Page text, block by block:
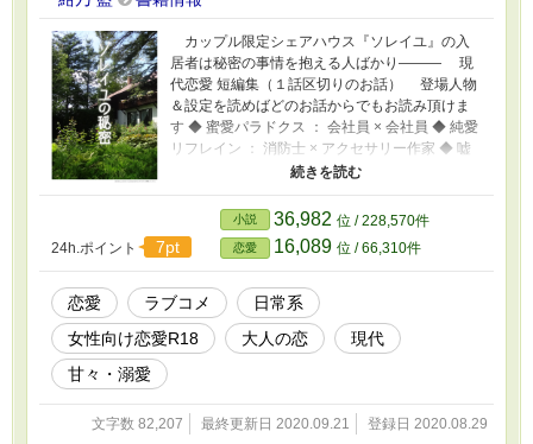
カップル限定シェアハウス『ソレイユ』の入
居者は秘密の事情を抱える人ばかり――― 現
代恋愛 短編集（１話区切りのお話） 登場人物
＆設定を読めばどのお話からでもお読み頂けま
す ◆ 蜜愛パラドクス ： 会社員 × 会社員 ◆ 純愛
リフレイン ： 消防士 × アクセサリー作家 ◆ 嘘
愛スパイラル ： 俳優 × カフェ店員 ＊ 基本は女
＊ R18話はタイトル横に「※」表記があります
＊ 設定はすべてフィクションです 実際の人
物・企業・組織・団体とは一切関係ありません
＊ 「しおり」が使いにくい仕様で申し訳ござい
ません……
24h.ポイント 7pt
小説 36,982 位 / 228,570件
恋愛 16,089 位 / 66,310件
恋愛 ラブコメ
日常系
女性向け恋愛R18
大人の恋
現代
甘々・溺愛
文字数 82,207 最終更新日 2020.09.21 登録日 2020.08.29